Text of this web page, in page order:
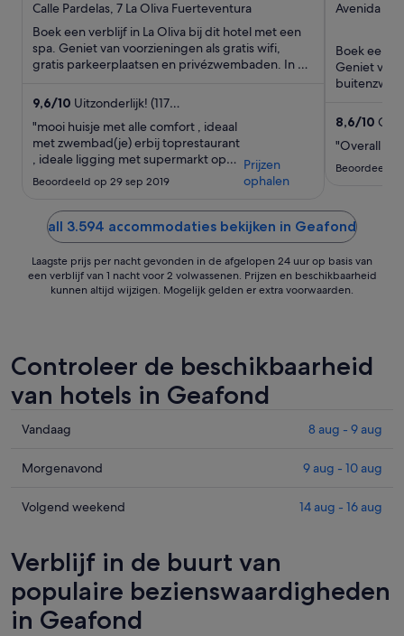
out
of
5
Calle Pardelas, 7 La Oliva Fuerteventura
Boek een verblijf in La Oliva bij dit hotel met een
spa. Geniet van voorzieningen als gratis wifi,
gratis parkeerplaatsen en privézwembaden. In de
9,6/10 Uitzonderlijk! (117
beoordelingen)
"mooi huisje met alle comfort , ideaal
met zwembad(je) erbij toprestaurant
, ideale ligging met supermarkt op
200 meter resort is super netjes
geen enkel minpunt te benoemen"
Beoordeeld op 29 sep 2019
Prijzen
ophalen
out
5
Avenida
Boek een
Geniet van
8,6/10
"Overall
Beoordeeld
all 3.594 accommodaties bekijken in Geafond
Laagste prijs per nacht gevonden in de afgelopen 24 uur op basis van
een verblijf van 1 nacht voor 2 volwassenen. Prijzen en beschikbaarheid
kunnen altijd wijzigen. Mogelijk gelden er extra voorwaarden.
Controleer de beschikbaarheid
van hotels in Geafond
Prijzen
Geafond
vanavond,
-
aug,
bekijken
Vandaag 8 aug - 9 aug
Prijzen
Geafond
9
-
10
Morgenavond 9 aug - 10 aug
Prijzen
voor
volgend
weekend,
14
Volgend weekend 14 aug - 16 aug
Verblijf in de buurt van
populaire bezienswaardigheden
in Geafond